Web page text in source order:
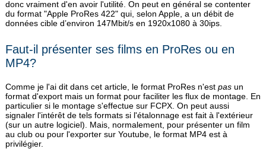
donc vraiment d'en avoir l'utilité. On peut en général se contenter
du format "Apple ProRes 422" qui, selon Apple, a un débit de
données cible d’environ 147Mbit/s en 1920x1080 à 30ips.
Faut-il présenter ses films en ProRes ou en
MP4?
Comme je l'ai dit dans cet article, le format ProRes n'est pasun
format d'export mais un format pour faciliter les flux de montage. En
particulier si le montage s'effectue sur FCPX. On peut aussi
signaler l'intérêt de tels formats si l'étalonnage est fait à l'extérieur
(sur un autre logiciel). Mais, normalement, pour présenter un film
au club ou pour l'exporter sur Youtube, le format MP4 est à
privilégier.